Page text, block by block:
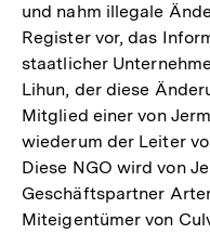
und nahm illegale
Register vor, das
staatlicher
Lihun, der diese
Mitglied einer von
wiederum der Leiter
Diese NGO wird von
Geschäftspartner
Miteigentümer von